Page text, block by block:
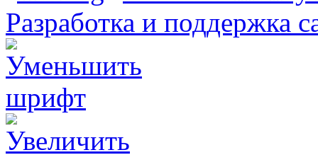
Разработка и поддержка